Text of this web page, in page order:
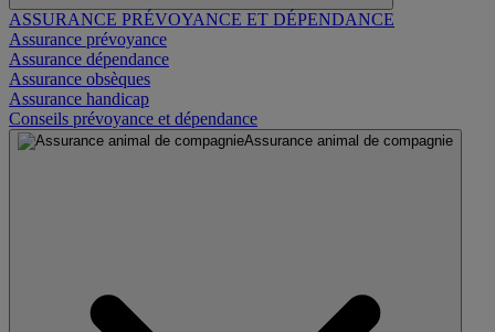
ASSURANCE PRÉVOYANCE ET DÉPENDANCE
Assurance prévoyance
Assurance dépendance
Assurance obsèques
Assurance handicap
Conseils prévoyance et dépendance
Assurance animal de compagnie